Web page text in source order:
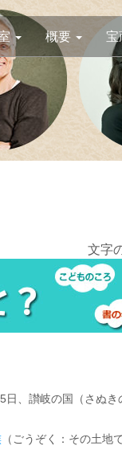
概要
文字
日、讃岐の国（さぬ
（ごうぞく：その土地